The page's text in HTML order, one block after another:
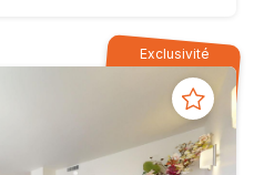
Exclusivité